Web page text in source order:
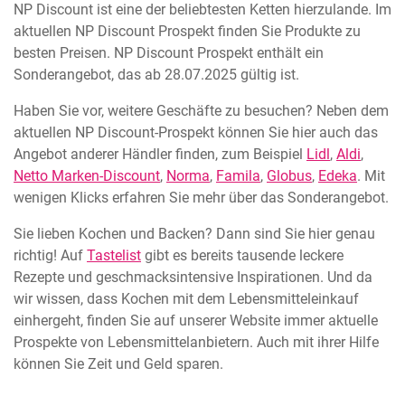
NP Discount ist eine der beliebtesten Ketten hierzulande. Im
aktuellen NP Discount Prospekt finden Sie Produkte zu
besten Preisen. NP Discount Prospekt enthält ein
Sonderangebot, das ab 28.07.2025 gültig ist.
Haben Sie vor, weitere Geschäfte zu besuchen? Neben dem
aktuellen NP Discount-Prospekt können Sie hier auch das
Angebot anderer Händler finden, zum Beispiel Lidl, Aldi,
Netto Marken-Discount, Norma, Famila, Globus, Edeka. Mit
wenigen Klicks erfahren Sie mehr über das Sonderangebot.
Sie lieben Kochen und Backen? Dann sind Sie hier genau
richtig! Auf Tastelist gibt es bereits tausende leckere
Rezepte und geschmacksintensive Inspirationen. Und da
wir wissen, dass Kochen mit dem Lebensmitteleinkauf
einhergeht, finden Sie auf unserer Website immer aktuelle
Prospekte von Lebensmittelanbietern. Auch mit ihrer Hilfe
können Sie Zeit und Geld sparen.